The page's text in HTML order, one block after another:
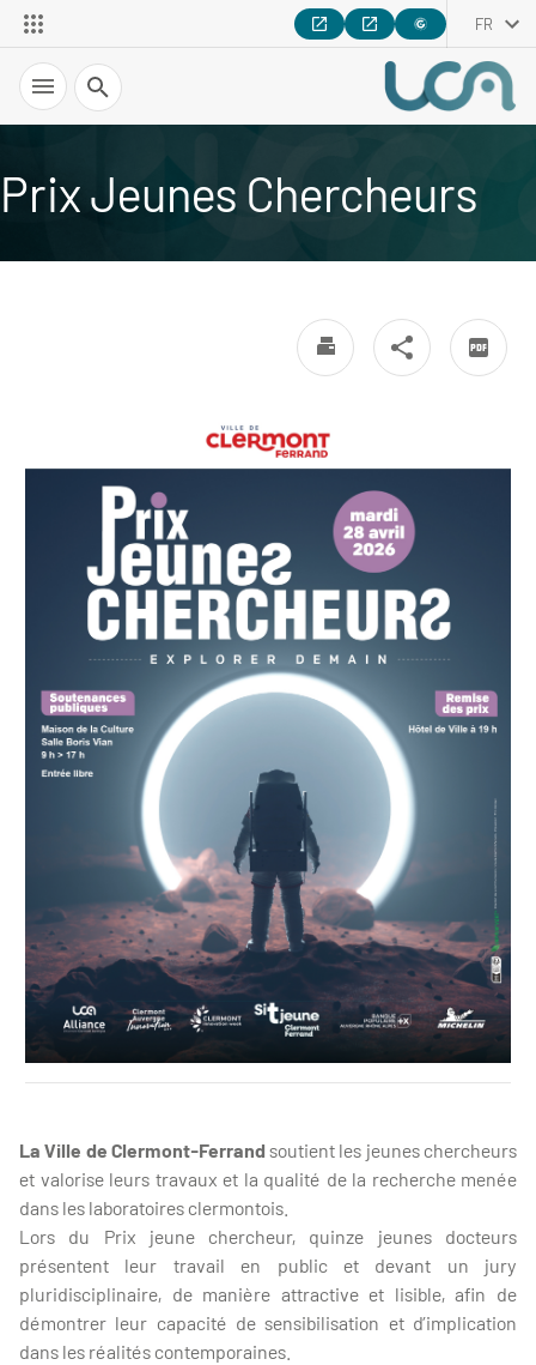
FR
Recherche
Prix Jeunes Chercheurs
La Ville de Clermont-Ferrand soutient les jeunes chercheurs
et valorise leurs travaux et la qualité de la recherche menée
dans les laboratoires clermontois.
Lors du Prix jeune chercheur, quinze jeunes docteurs
présentent leur travail en public et devant un jury
pluridisciplinaire, de manière attractive et lisible, afin de
démontrer leur capacité de sensibilisation et d’implication
dans les réalités contemporaines.